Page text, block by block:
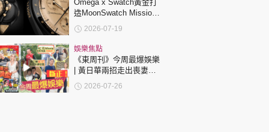
Omega x Swatch黃金打
造MoonSwatch Mission
to the Moon 1969！要答
啱32條問題先買到？
2026-07-19
娛樂焦點
《東周刊》今周最爆娛樂
| 黃日華兩招走出喪妻陰
霾 64歲宣布復出舞台 | 鄭
欣宜奮戰情緒病3年 復出
2026-07-26